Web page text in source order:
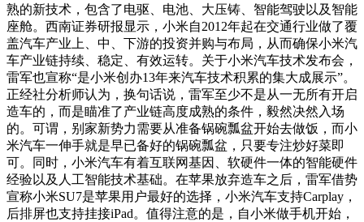
熟的新技术，包含了电驱、电池、大压铸、智能驾驶以及智能
座舱。西南证券研报显示，小米自2012年起在交通行业做了覆
盖汽车产业上、中、下游的投资并购与布局，从而确保小米汽
车产业链持续、稳定、有效运转。关于小米汽车技术发布会，
雷军也宣称“是小米创办13年来汽车技术积累的集大成展示”。
正经社分析师认为，换句话说，雷军至少不是从一无所有开启
造车的，而是瞄准了产业链高度成熟的条件，毅然决然入场
的。可谓，别家新势力需要从准备锅碗瓢盆开始去做饭，而小
米汽车一伸手就是早已备好的锅碗瓢盆，只要专注炒好菜即
可。同时，小米汽车有着互联网基因、软硬件一体的智能硬件
经验以及人工智能技术基础。在苹果放弃造车之后，雷军借势
宣称小米SU7是苹果用户最好的选择，小米汽车支持Carplay，
后排屏也支持挂接iPad。值得注意的是，自小米做手机开始，